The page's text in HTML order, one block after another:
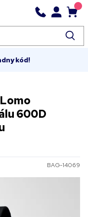
kód!
600D
BAG-14069